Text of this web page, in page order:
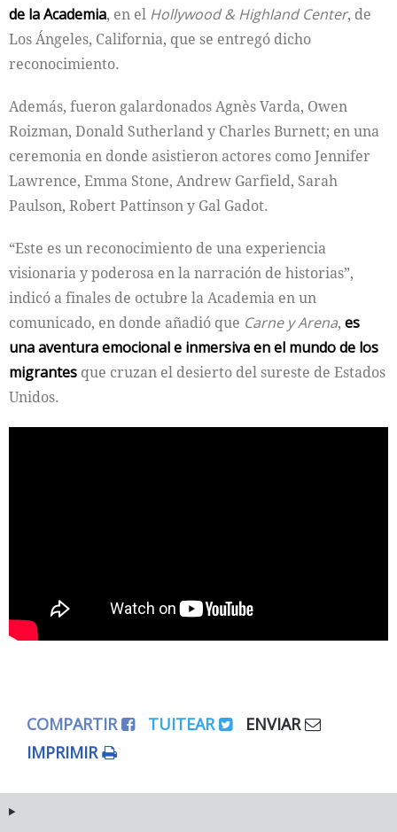
de la Academia, en el Hollywood & Highland Center, de
Los Ángeles, California, que se entregó dicho
reconocimiento.
Además, fueron galardonados Agnès Varda, Owen
Roizman, Donald Sutherland y Charles Burnett; en una
ceremonia en donde asistieron actores como Jennifer
Lawrence, Emma Stone, Andrew Garfield, Sarah
Paulson, Robert Pattinson y Gal Gadot.
“Este es un reconocimiento de una experiencia
visionaria y poderosa en la narración de historias”,
indicó a finales de octubre la Academia en un
comunicado, en donde añadió que Carne y Arena, es
una aventura emocional e inmersiva en el mundo de los
migrantes que cruzan el desierto del sureste de Estados
Unidos.
COMPARTIR TUITEAR
ENVIAR
IMPRIMIR